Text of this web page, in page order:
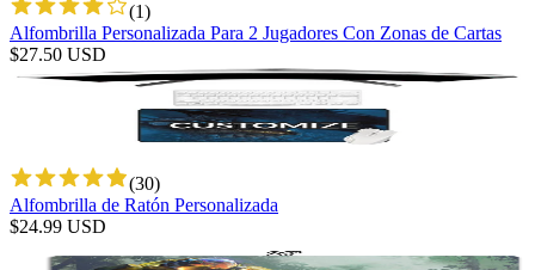
(1)
Alfombrilla Personalizada Para 2 Jugadores Con Zonas de Cartas
$27.50 USD
(30)
Alfombrilla de Ratón Personalizada
$24.99 USD